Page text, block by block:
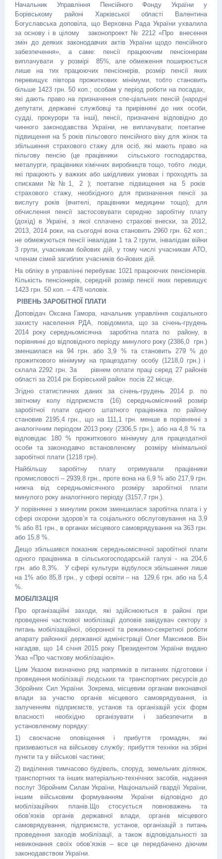
Начальник Управління Пенсійного Фонду України у
Борівському районі Харківської області Валентина
Богуславська доповіла, що Верховна Рада України ухвалила
за основу і в цілому законопроект № 2212 «Про внесення
змін до деяких законодавчих актів України щодо пенсійного
забезпечення», а саме: пенсії працюючим пенсіонерам
виплачувати у розмірі 85%, але обмеження поширюється
лише на тих працюючих пенсіонерів, розмір пенсії яких
перевищує півтора прожиткових мінімуми, тобто становить
більше 1423 грн. 50 коп.; особам у період роботи на посадах,
які дають право на призначення спе-ціальних пенсій (народні
депутати, державні службовці та прирівняні до них особи,
судді, прокурори та інші), пенсії, призначені відповідно до
чинного законодавства України, не виплачувати; поетапне
підвищення на 5 років пільгового пенсійного віку для жінок та
збільшення страхового стажу для осіб, які мають право на
пільгову пенсію (це працівники сільського господарства,
металурги, працівники хімічних виробництв тощо, тобто люди,
які працюють у важких або шкідливих умовах і проходять за
списками №№1, 2 ); поетапне підвищення на 5 років
страхового стажу, необхідного для призначення пенсії за
вислугу років (вчителі, працівники медицини тощо); для
обчислення пенсії застосовувати середню заробітну плату
(дохід) в Україні, з якої сплачено страхові внески, за 2012,
2013, 2014 роки, на сьогодні вона становить 2960 грн. 62 коп.;
не обмежуються пенсії інвалідам 1 та 2 групи, інвалідам війни
3 групи, учасникам бойових дій, у тому числі учасникам АТО,
членам сімей загиблих учасників бо-йових дій.
На обліку в управлінні перебуває 1021 працюючих пенсіонерів.
Кількість пенсіонерів, середній розмір пенсії яких перевищує
1423 грн. 50 коп. – 478 чоловік.
РІВЕНЬ ЗАРОБІТНОЇ ПЛАТИ
Доповідач Оксана Гамора, начальник управління соціального
захисту населення РДА, повідомила, що за січень-грудень
2014 року середньомісячна заробітна плата по району, в
порівнянні до відповідного періоду минулого року (2386,0 грн.)
зменшилася на 94 грн. або 3,9 % та становить 279 % до
прожиткового мінімуму на працездатну особу (1218,0 грн.) і
склала 2292 грн. За рівнем оплати праці серед 27 районів
області за 2014 рік Борівський район посів 22 місце.
Згідно статистичних даних за січень-грудень 2014 р. по
звітному колу підприємств (16) середньомісячний розмір
заробітної плати одного штатного працівника по району
становив 2195,4 грн., що на 111,1 грн. менше в порівнянні з
аналогічним періодом 2013 року (2306,5 грн.), або на 4,8 % та
відповідає 180 % прожиткового мінімуму для працездатної
особи та законодавчо встановленому розміру мінімальної
заробітної плати (1218 грн).
Найбільшу заробітну плату отримували працівники
промисловості – 2939,8 грн., проте вона на 6,9 % або 217,9 грн.
нижча від середньомісячного розміру заробітної плати
минулого року аналогічного періоду (3157,7 грн.).
У порівнянні з минулим роком зменшилася заробітна плата і у
сфері охорони здоров’я та соціального обслуговування на 3,9
% або 81 грн., в органах місцевого самоврядування на 363 грн.
або 15,8 %.
Дещо збільшився показник середньомісячної заробітної плати
одного працівника в сільськогосподарській галузі - на 204,6
грн. або 8,3%. У сфері культури відбулося збільшення лише
на 1% або 85,8 грн., у сфері освіти – на 129,6 грн. або на 5,4
%.
МОБІЛІЗАЦІЯ
Про організаційні заходи, які здійснюються в районі при
проведенні часткової мобілізації доповів завідувач сектору з
питань мобілізаційної, оборонної та режимно-секретної роботи
апарату районної державної адміністрації Олег Максимов. Він
нагадав, що 14 січня 2015 року Президентом України видано
Указ «Про часткову мобілізацію».
Цим Указом визначено ряд напрямків в питаннях підготовки і
проведення мобілізації людських та транспортних ресурсів до
Збройних Сил України. Зокрема, місцевим органам виконавчої
влади за участю органів місцевого самоврядування, із
залученням підприємств, установ та організацій усіх форм
власності необхідно організувати і забезпечити в
установленому порядку:
1) своєчасне оповіщення і прибуття громадян, які
призиваються на військову службу; прибуття техніки на збірні
пункти та у військові частини;
2) виділення тимчасово будівель, споруд, земельних ділянок,
транспортних та інших матеріально-технічних засобів, надання
послуг Збройним Силам України, Національній гвардії України,
іншим військовим формуванням України відповідно до
мобілізаційних планів.Що стосується повноважень та
обов’язків органів державної влади, органів місцевого
самоврядування, підприємств, установ, організацій з питань
проведення заходів мобілізації, а також відповідальності за
невиконання своїх обов’язків – все це передбачено діючим
законодавством України.